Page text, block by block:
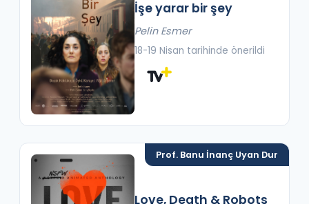
İşe yarar bir şey
Pelin Esmer
18-19 Nisan tarihinde önerildi
Prof. Banu İnanç Uyan Dur
Love, Death & Robots